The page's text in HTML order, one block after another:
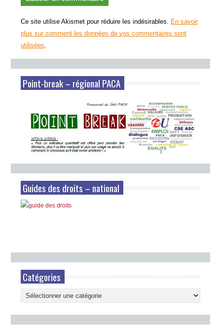
Ce site utilise Akismet pour réduire les indésirables.
En savoir
plus sur comment les données de vos commentaires sont
utilisées
Point-break – régional PACA
Guides des droits – national
Catégories
Catégories